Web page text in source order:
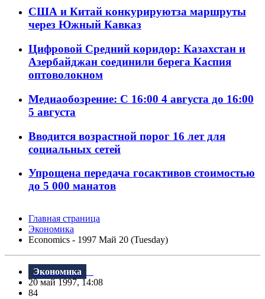
США и Китай конкурируютза маршруты
через Южный Кавказ
Цифровой Средний коридор: Казахстан и
Азербайджан соединили берега Каспия
оптоволокном
Медиаобозрение: С 16:00 4 августа до 16:00
5 августа
Вводится возрастной порог 16 лет для
социальных сетей
Упрощена передача госактивов стоимостью
до 5 000 манатов
Главная страница
Экономика
Economics - 1997 Май 20 (Tuesday)
Экономика
20 май 1997, 14:08
84